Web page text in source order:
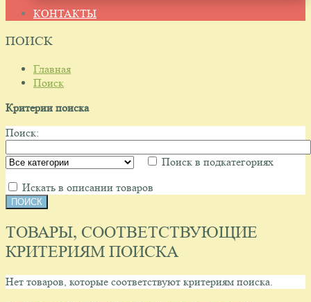
КОНТАКТЫ
ПОИСК
Главная
Поиск
Критерии поиска
Поиск:
Поиск в подкатегориях
Искать в описании товаров
ТОВАРЫ, СООТВЕТСТВУЮЩИЕ
КРИТЕРИЯМ ПОИСКА
Нет товаров, которые соответствуют критериям поиска.